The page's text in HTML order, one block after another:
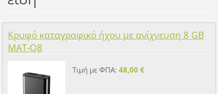
Κρυφό καταγραφικό ήχου με ανίχνευση 8 GB
MAT-Q8
Τιμή με ΦΠΑ: 48,00 €